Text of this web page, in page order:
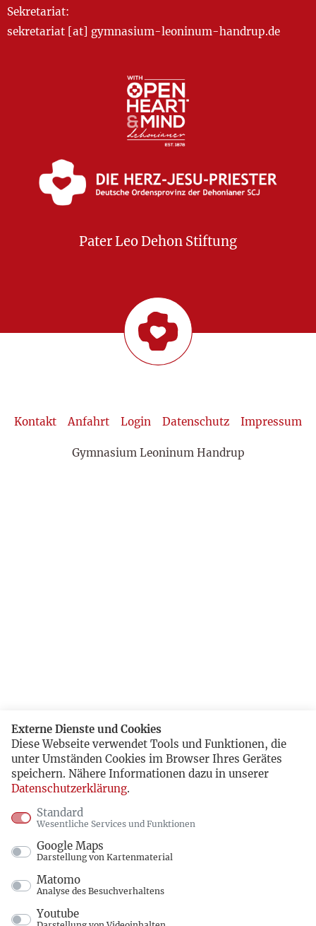
Sekretariat:
sekretariat [at] gymnasium-leoninum-handrup.de
Pater Leo Dehon Stiftung
Kontakt Anfahrt Login Datenschutz Impressum
Gymnasium Leoninum Handrup
Externe Dienste und Cookies
Diese Webseite verwendet Tools und Funktionen, die
unter Umständen Cookies im Browser Ihres Gerätes
speichern. Nähere Informationen dazu in unserer
Datenschutzerklärung.
Standard
Wesentliche Services und Funktionen
Google Maps
Darstellung von Kartenmaterial
Matomo
Analyse des Besuchverhaltens
Youtube